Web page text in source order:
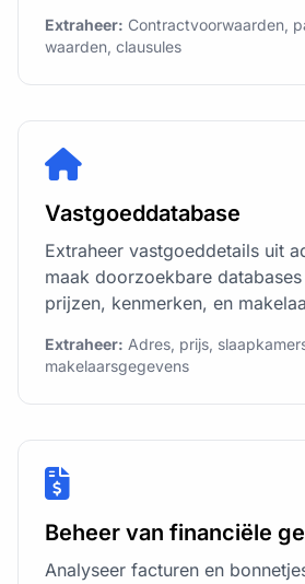
Extraheer: Contractvoorwaarden,
waarden, clausules
Vastgoeddatabase
Extraheer vastgoeddetails uit
maak doorzoekbare
prijzen, kenmerken, en
Extraheer: Adres, prijs,
makelaarsgegevens
Beheer van financiële
Analyseer facturen en